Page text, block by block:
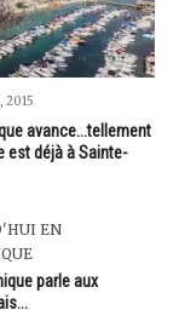
2015
avance...tellement
est déjà à Sainte-
EN
parle aux